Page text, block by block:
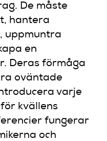
De måste
hantera
uppmuntra
en
Deras förmåga
oväntade
varje
kvällens
fungerar
och